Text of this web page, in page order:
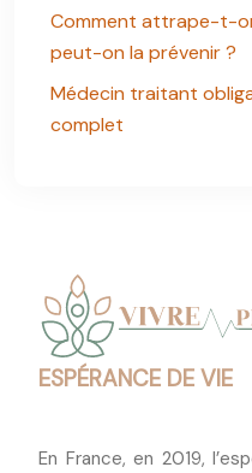
Comment attrape-t-
peut-on la prévenir ?
Médecin traitant
complet
ESPÉRANCE DE VIE
En France, en 2019,